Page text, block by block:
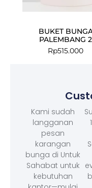
BUKET
PALEMBANG 2
Rp515.000
Kami sudah
langganan
pesan
karangan
bunga di Untuk
Sahabat untuk
kebutuhan